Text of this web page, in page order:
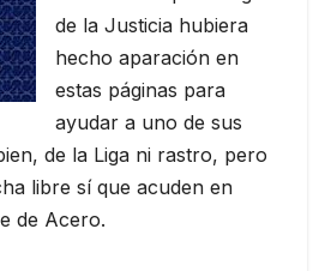
de la Justicia hubiera
hecho aparación en
estas páginas para
ayudar a uno de sus
de la Liga ni rastro, pero
libre sí que acuden en
de Acero.